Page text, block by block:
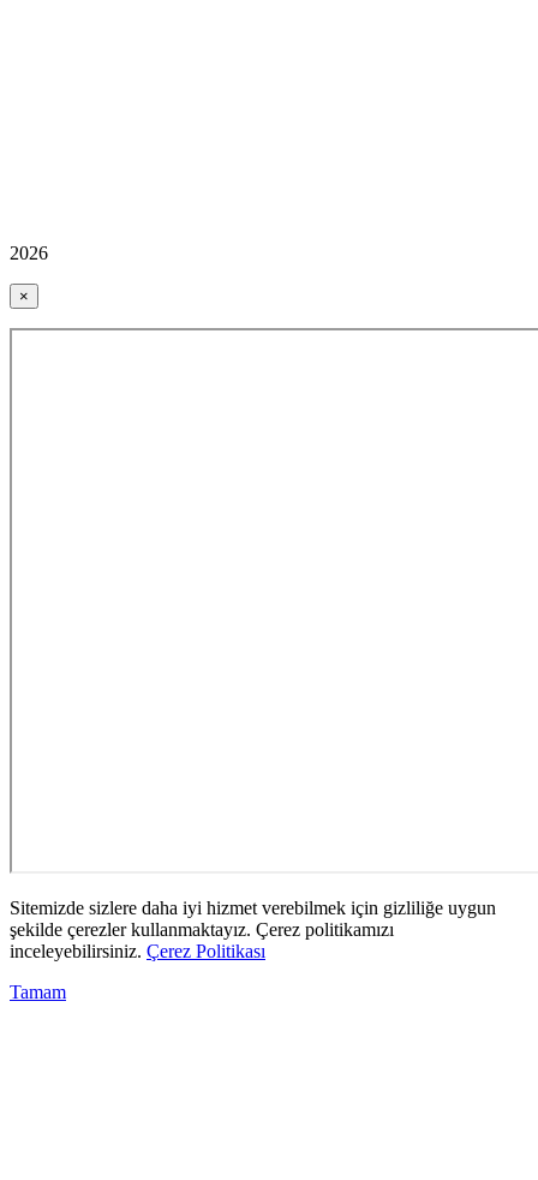
2026
×
Sitemizde sizlere daha iyi hizmet verebilmek için gizliliğe uygun
şekilde çerezler kullanmaktayız. Çerez politikamızı
inceleyebilirsiniz. Çerez Politikası
Tamam